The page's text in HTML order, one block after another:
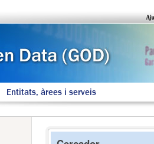
Entitats, àrees i serveis